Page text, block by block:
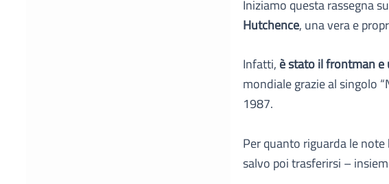
Iniziamo questa rassegna
Hutchence, una vera e
Infatti, è stato il frontman e
mondiale grazie al singolo
1987.
Per quanto riguarda le note
salvo poi trasferirsi –